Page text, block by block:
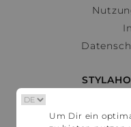
Um Dir ein